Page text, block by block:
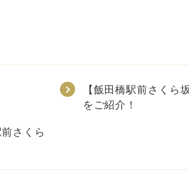
【飯田橋駅前さくら
をご紹介！
さくら